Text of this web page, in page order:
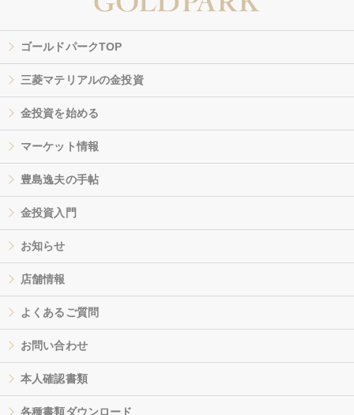
ゴールドパークTOP
三菱マテリアルの金投資
金投資を始める
マーケット情報
豊島逸夫の手帖
金投資入門
お知らせ
店舗情報
よくあるご質問
お問い合わせ
本人確認書類
各種書類ダウンロード